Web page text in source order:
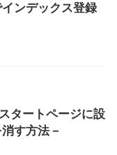
ンデックス登録
タートページに設
す方法－